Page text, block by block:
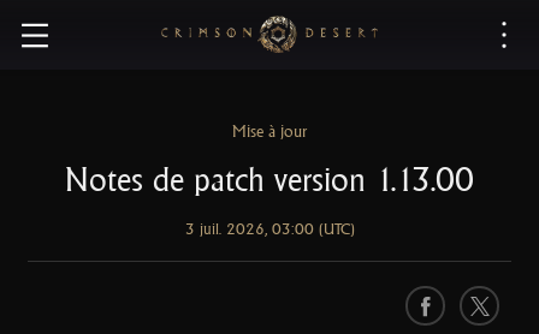
C
o
n
Mise à jour
Notes de patch version 1.13.00
3 juil. 2026, 03:00 (UTC)
F
X